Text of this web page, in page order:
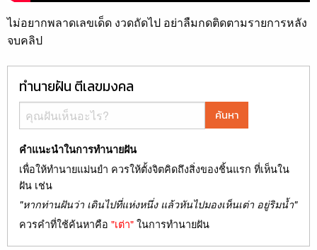
ไม่อยากพลาดเลขเด็ด งวดถัดไป อย่าลืมกดติดตามรายการหลัง
จบคลิป
ทำนายฝัน ตีเลขมงคล
ค้นหา
คำแนะนำในการทำนายฝัน
เพื่อให้ทำนายแม่นยำ ควรให้ตั้งจิตคิดถึงสิ่งของชิ้นแรก ที่เห็นใน
ฝัน เช่น
"หากท่านฝันว่า เดินไปที่แห่งหนึ่ง แล้วหันไปมองเห็นเต่า อยู่ริมน้ำ"
ควรคำที่ใช้ค้นหาคือ "เต่า"ในการทำนายฝัน